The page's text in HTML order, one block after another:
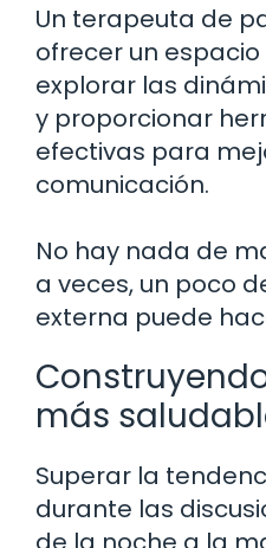
Un terapeuta de
ofrecer un
explorar las
y proporcionar
efectivas para
comunicación.
No hay nada de
a veces, un poco
externa puede
más
Superar la
durante las